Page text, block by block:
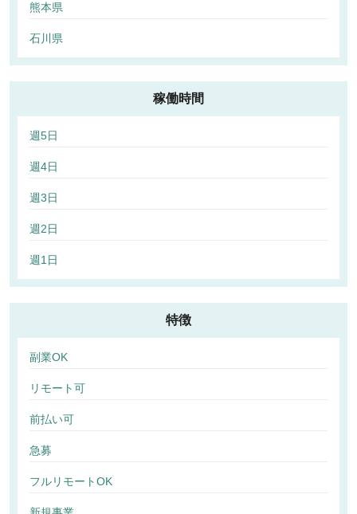
熊本県
石川県
稼働時間
週5日
週4日
週3日
週2日
週1日
特徴
副業OK
リモート可
前払い可
急募
フルリモートOK